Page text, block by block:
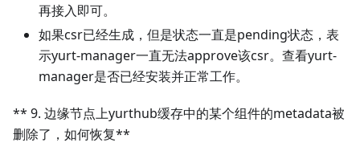
再接入即可。
如果csr已经生成，但是状态一直是pending状态，表
示yurt-manager一直无法approve该csr。查看yurt-
manager是否已经安装并正常工作。
** 9. 边缘节点上yurthub缓存中的某个组件的metadata被
删除了，如何恢复**